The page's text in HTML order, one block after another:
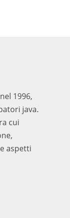
1996,
java.
cui
aspetti